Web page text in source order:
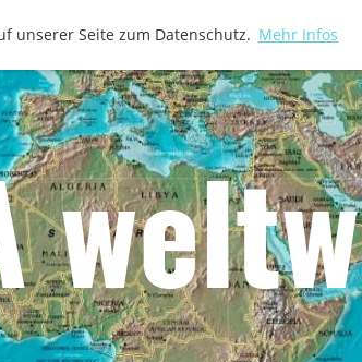
unserer Seite zum Datenschutz. Mehr Infos